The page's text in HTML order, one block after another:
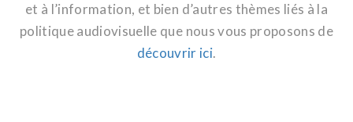
et à l’information, et bien d’autres thèmes liés à la
politique audiovisuelle que nous vous proposons de
découvrir ici.